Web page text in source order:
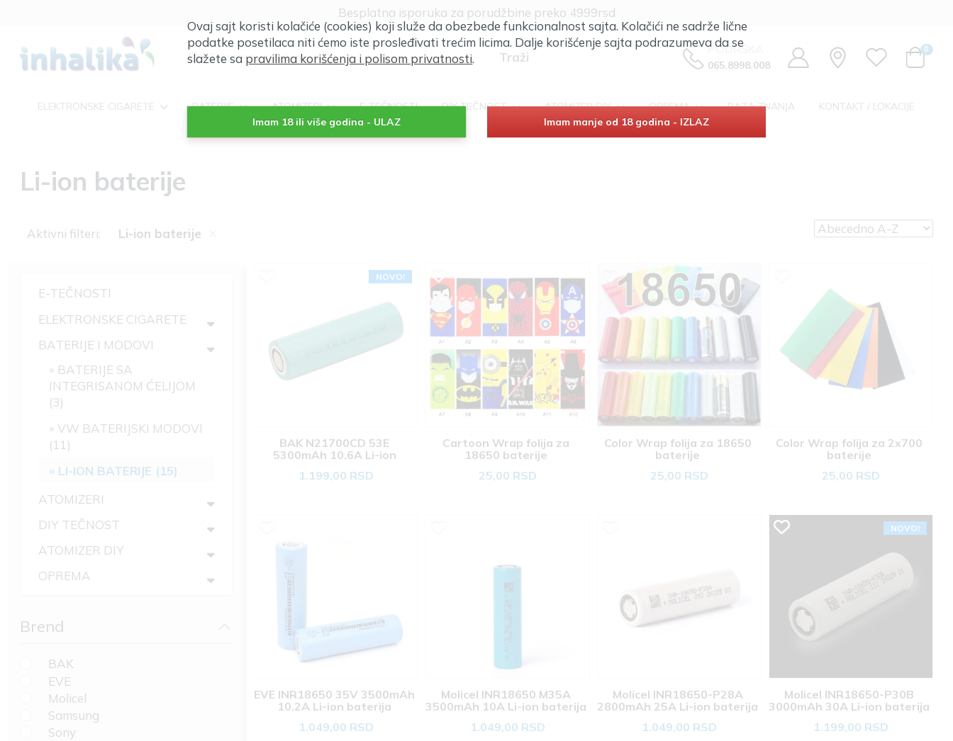
Klik za više informacija
Besplatna isporuka za porudžbine preko 4999rsd
PODRŠKA
065.8998.008
0
ELEKTRONSKE CIGARETE BATERIJE ATOMIZERI E-TEČNOSTI DIY TEČNOST ATOMIZER DIY OPREMA BAZA ZNANJA KONTAKT / LOKACIJE
Li-ion baterije
Aktivni filteri: Li-ion baterije
E-TEČNOSTI
ELEKTRONSKE CIGARETE
BATERIJE I MODOVI
BATERIJE SA
INTEGRISANOM ĆELIJOM
(3)
VW BATERIJSKI MODOVI
(11)
LI-ION BATERIJE (15)
ATOMIZERI
DIY TEČNOST
ATOMIZER DIY
OPREMA
Brend
BAK
EVE
Molicel
Samsung
Sony
NOVO!
BAK N21700CD 53E
5300mAh 10.6A Li-ion
1.199,00 RSD
Cartoon Wrap folija za
18650 baterije
25,00 RSD
Color Wrap folija za 18650
baterije
25,00 RSD
Color Wrap folija za 2x700
baterije
25,00 RSD
EVE INR18650 35V 3500mAh
10.2A Li-ion baterija
1.049,00 RSD
Molicel INR18650 M35A
3500mAh 10A Li-ion baterija
1.049,00 RSD
Molicel INR18650-P28A
2800mAh 25A Li-ion baterija
1.049,00 RSD
NOVO!
Molicel INR18650-P30B
3000mAh 30A Li-ion baterija
1.199,00 RSD
Ovaj sajt koristi kolačiće (cookies) koji služe da obezbede funkcionalnost sajta. Kolačići ne sadrže lične
podatke posetilaca niti ćemo iste prosleđivati trećim licima. Dalje korišćenje sajta podrazumeva da se
slažete sa pravilima korišćenja i polisom privatnosti.
Imam 18 ili više godina - ULAZ Imam manje od 18 godina - IZLAZ